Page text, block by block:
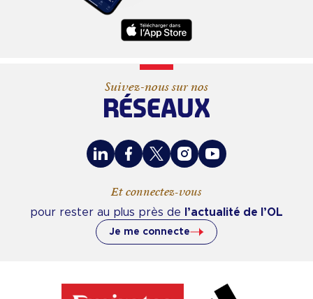
Suivez-nous sur nos
RÉSEAUX
LinkedInFacebook
X InstagramYoutube
Et connectez-vous
pour rester au plus près de l’actualité de l’OL
Je me connecte